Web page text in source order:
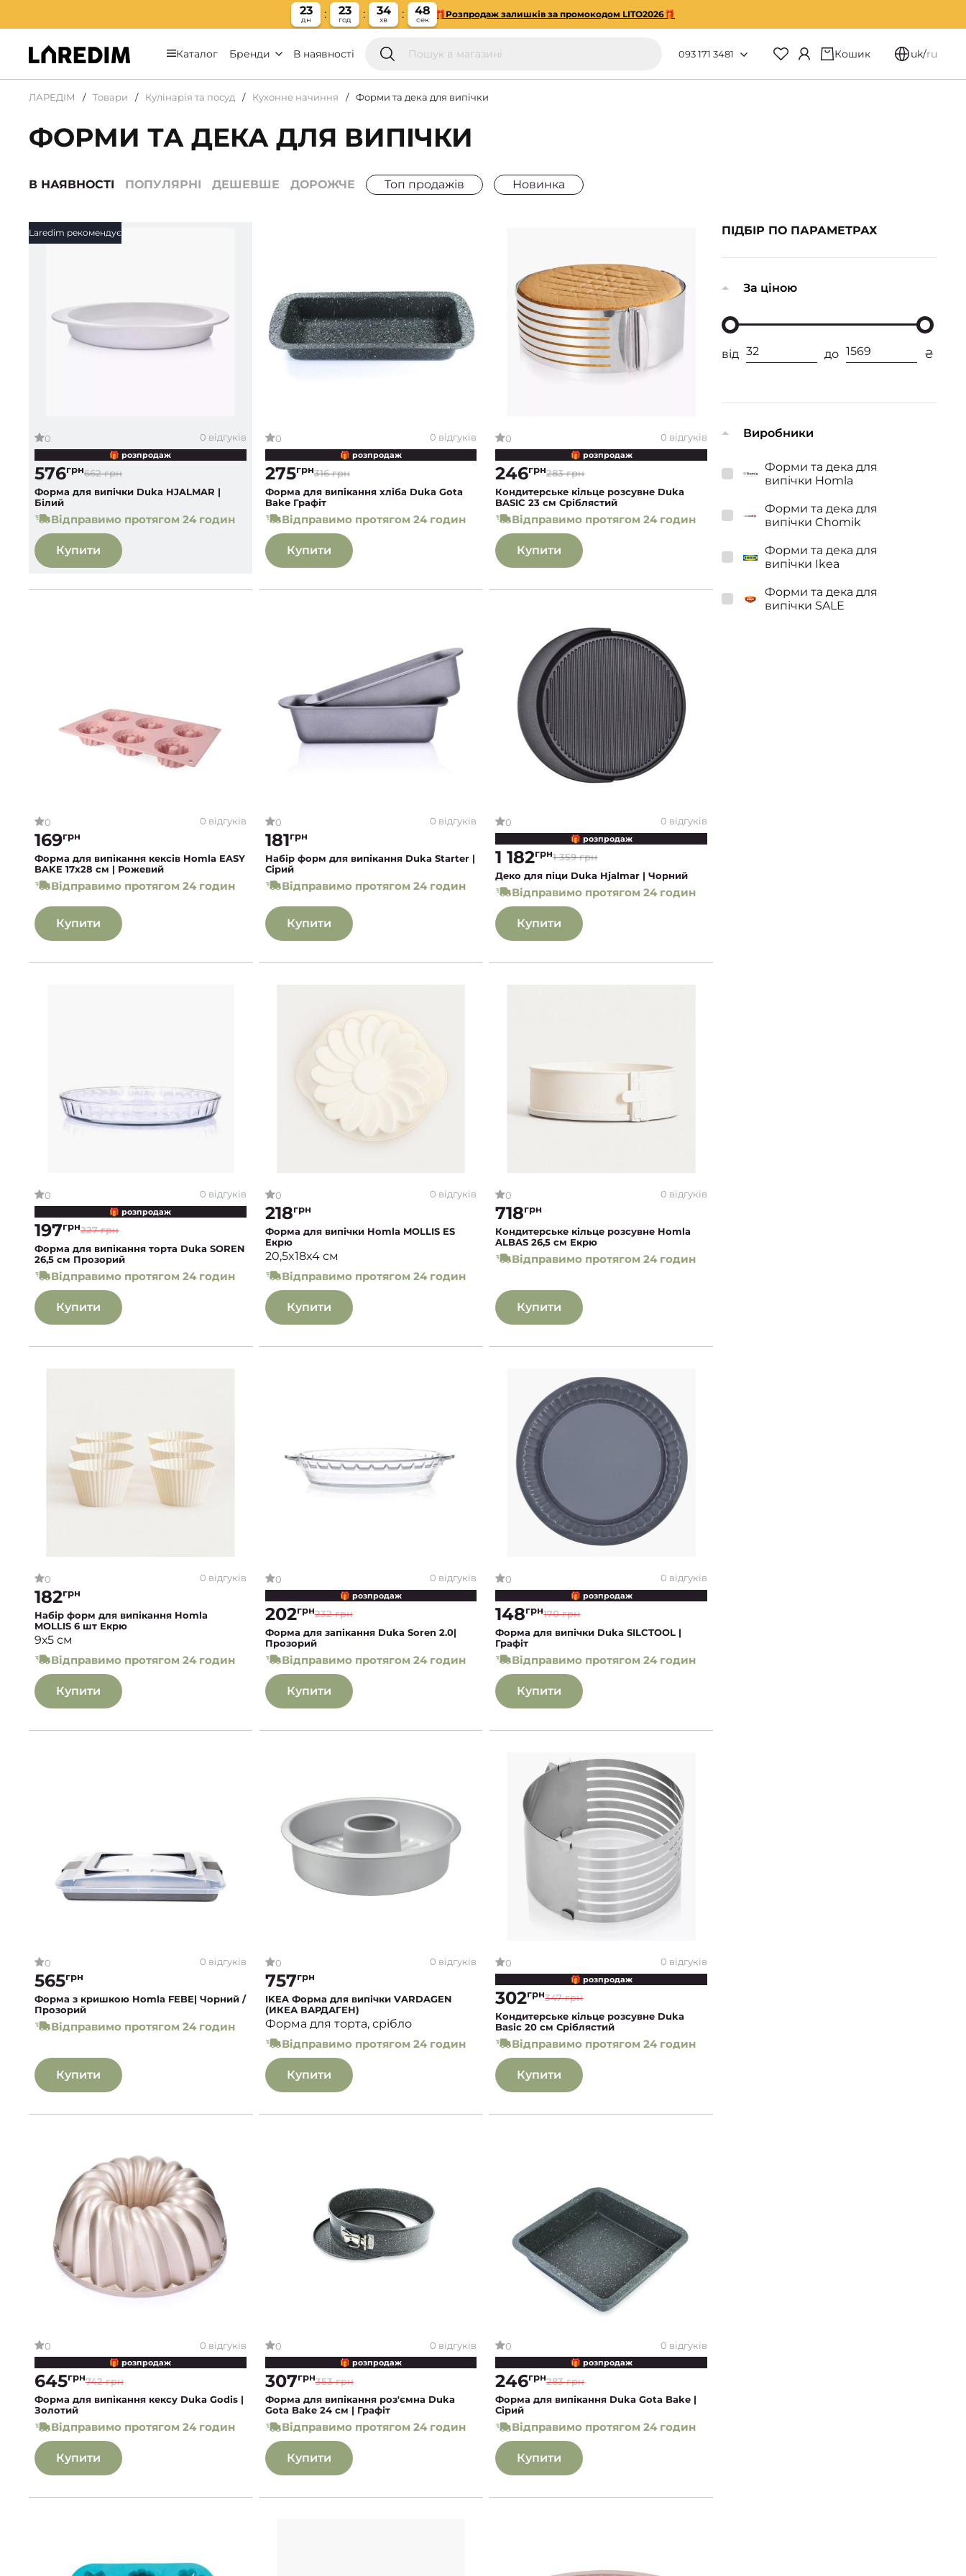
23
дн
23
год
34
хв
47
сек
🎁Розпродаж залишків за промокодом LITO2026🎁
Каталог Бренди В наявності 093 171 3481 Кошик uk/ru
ЛАРЕДІМ Товари Кулінарія та посуд Кухонне начиння Форми та дека для випічки
ФОРМИ ТА ДЕКА ДЛЯ ВИПІЧКИ
В НАЯВНОСТІ ПОПУЛЯРНІ ДЕШЕВШЕ ДОРОЖЧЕ Топ продажів Новинка
Laredim рекомендує
0 0 відгуків
🎁 розпродаж
662 грн
576грн
Форма для випічки Duka HJALMAR |
Білий
Відправимо протягом 24 годин
Купити
0 0 відгуків
🎁 розпродаж
316 грн
275грн
Форма для випікання хліба Duka Gota
Bake Графіт
Відправимо протягом 24 годин
Купити
0 0 відгуків
🎁 розпродаж
283 грн
246грн
Кондитерське кільце розсувне Duka
BASIC 23 см Сріблястий
Відправимо протягом 24 годин
Купити
0 0 відгуків
169грн
Форма для випікання кексів Homla EASY
BAKE 17х28 см | Рожевий
Відправимо протягом 24 годин
Купити
0 0 відгуків
181грн
Набір форм для випікання Duka Starter |
Сірий
Відправимо протягом 24 годин
Купити
0 0 відгуків
🎁 розпродаж
1 359 грн
1 182грн
Деко для піци Duka Hjalmar | Чорний
Відправимо протягом 24 годин
Купити
0 0 відгуків
🎁 розпродаж
227 грн
197грн
Форма для випікання торта Duka SOREN
26,5 см Прозорий
Відправимо протягом 24 годин
Купити
0 0 відгуків
218грн
Форма для випічки Homla MOLLIS ES
Екрю
20,5x18x4 см
Відправимо протягом 24 годин
Купити
0 0 відгуків
718грн
Кондитерське кільце розсувне Homla
ALBAS 26,5 см Екрю
Відправимо протягом 24 годин
Купити
0 0 відгуків
182грн
Набір форм для випікання Homla
MOLLIS 6 шт Екрю
9х5 см
Відправимо протягом 24 годин
Купити
0 0 відгуків
🎁 розпродаж
232 грн
202грн
Форма для запікання Duka Soren 2.0|
Прозорий
Відправимо протягом 24 годин
Купити
0 0 відгуків
🎁 розпродаж
170 грн
148грн
Форма для випічки Duka SILCTOOL |
Графіт
Відправимо протягом 24 годин
Купити
0 0 відгуків
565грн
Форма з кришкою Homla FEBE| Чорний /
Прозорий
Відправимо протягом 24 годин
Купити
0 0 відгуків
757грн
IKEA Форма для випічки VARDAGEN
(ИКЕА ВАРДАГЕН)
Форма для торта, срібло
Відправимо протягом 24 годин
Купити
0 0 відгуків
🎁 розпродаж
347 грн
302грн
Кондитерське кільце розсувне Duka
Basic 20 см Сріблястий
Відправимо протягом 24 годин
Купити
0 0 відгуків
🎁 розпродаж
742 грн
645грн
Форма для випікання кексу Duka Godis |
Золотий
Відправимо протягом 24 годин
Купити
0 0 відгуків
🎁 розпродаж
353 грн
307грн
Форма для випікання роз'ємна Duka
Gota Bake 24 см | Графіт
Відправимо протягом 24 годин
Купити
0 0 відгуків
🎁 розпродаж
283 грн
246грн
Форма для випікання Duka Gota Bake |
Сірий
Відправимо протягом 24 годин
Купити
ПІДБІР ПО ПАРАМЕТРАХ
За ціною
від до ₴
Виробники
Форми та дека для
випічки Homla
Форми та дека для
випічки Chomik
Форми та дека для
випічки Ikea
Форми та дека для
випічки SALE